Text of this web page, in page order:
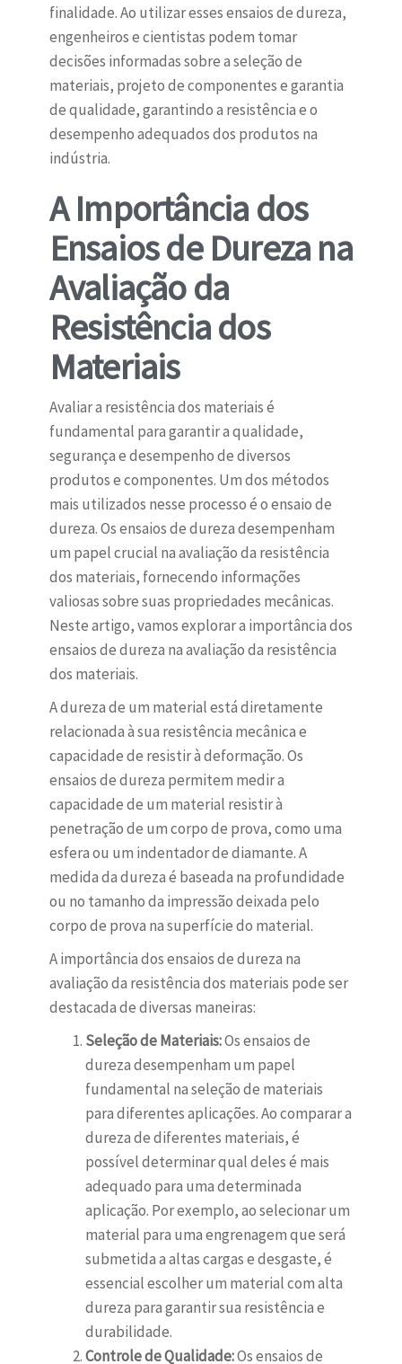
finalidade. Ao utilizar esses ensaios de dureza,
engenheiros e cientistas podem tomar
decisões informadas sobre a seleção de
materiais, projeto de componentes e garantia
de qualidade, garantindo a resistência e o
desempenho adequados dos produtos na
indústria.
A Importância dos
Ensaios de Dureza na
Avaliação da
Resistência dos
Materiais
Avaliar a resistência dos materiais é
fundamental para garantir a qualidade,
segurança e desempenho de diversos
produtos e componentes. Um dos métodos
mais utilizados nesse processo é o ensaio de
dureza. Os ensaios de dureza desempenham
um papel crucial na avaliação da resistência
dos materiais, fornecendo informações
valiosas sobre suas propriedades mecânicas.
Neste artigo, vamos explorar a importância dos
ensaios de dureza na avaliação da resistência
dos materiais.
A dureza de um material está diretamente
relacionada à sua resistência mecânica e
capacidade de resistir à deformação. Os
ensaios de dureza permitem medir a
capacidade de um material resistir à
penetração de um corpo de prova, como uma
esfera ou um indentador de diamante. A
medida da dureza é baseada na profundidade
ou no tamanho da impressão deixada pelo
corpo de prova na superfície do material.
A importância dos ensaios de dureza na
avaliação da resistência dos materiais pode ser
destacada de diversas maneiras:
Seleção de Materiais:Os ensaios de
dureza desempenham um papel
fundamental na seleção de materiais
para diferentes aplicações. Ao comparar a
dureza de diferentes materiais, é
possível determinar qual deles é mais
adequado para uma determinada
aplicação. Por exemplo, ao selecionar um
material para uma engrenagem que será
submetida a altas cargas e desgaste, é
essencial escolher um material com alta
dureza para garantir sua resistência e
durabilidade.
Controle de Qualidade:Os ensaios de